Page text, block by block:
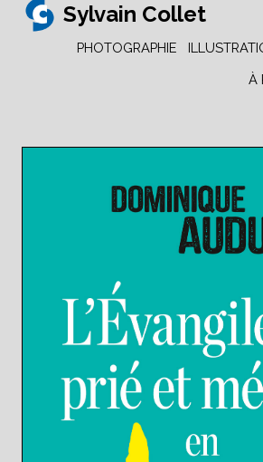
Sylvain Collet
PHOTOGRAPHIE
À